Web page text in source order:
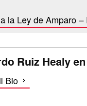
la Ley de Amparo
Ruiz Healy
Bio